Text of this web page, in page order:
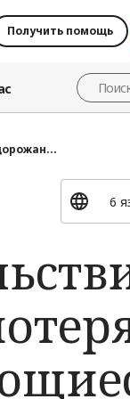
Получить помощь